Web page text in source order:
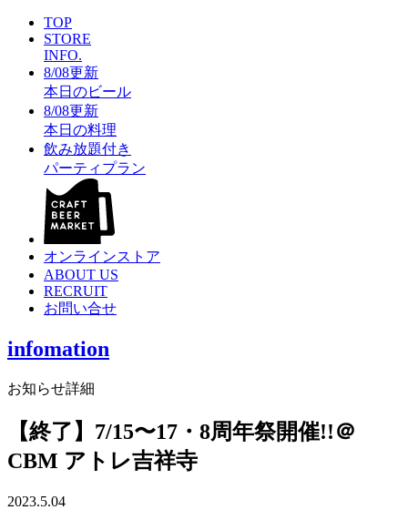
TOP
STORE
INFO.
8/08更新
本日のビール
8/08更新
本日の料理
飲み放題付き
パーティプラン
オンラインストア
ABOUT US
RECRUIT
お問い合せ
infomation
お知らせ詳細
【終了】7/15〜17・8周年祭開催!!＠
CBM アトレ吉祥寺
2023.5.04